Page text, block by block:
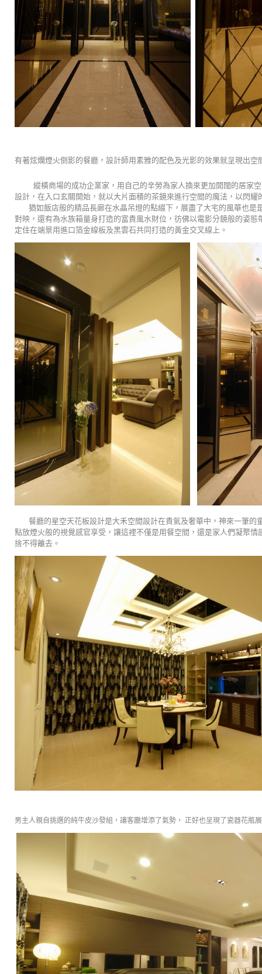
有著炫爛煙火倒影的餐廳，設計師用素雅的配色及光影的效果就呈現出空
縱橫商場的成功企業家，用自己的辛勞為家人換來更加開闊的居家空
設計，在入口玄關開始，就以大片面積的茶鏡來進行空間的魔法，以閃耀
猶如飯店般的精品長廊在水晶吊燈的點綴下，展盡了大宅的風華也是
對映，還有為水族箱量身打造的富貴風水財位，彷佛以電影分鏡般的姿
定住在端景用進口箔金線板及黑雲石共同打造的黃金交叉線上。
餐廳的星空天花板設計是大禾空間設計在貴氣及奢華中，神來一筆的
點放煙火般的視覺感官享受，讓這裡不僅是用餐空間，還是家人們凝聚
捨不得離去。
男主人親自挑選的純牛皮沙發組，讓客廳增添了氣勢， 正好也呈現了瓷器花瓶